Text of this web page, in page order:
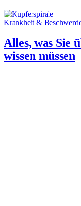
Krankheit &
Alles, was Sie
wissen müssen